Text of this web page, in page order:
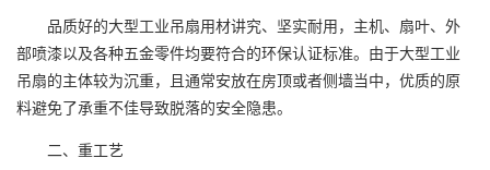
品质好的大型工业吊扇用材讲究、坚实耐用，主机、扇叶、外
部喷漆以及各种五金零件均要符合的环保认证标准。由于大型工业
吊扇的主体较为沉重，且通常安放在房顶或者侧墙当中，优质的原
料避免了承重不佳导致脱落的安全隐患。
二、重工艺